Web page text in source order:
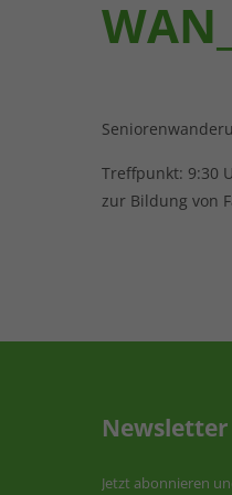
Treffpunkt: 9:30
zur Bildung von
Newsletter
Jetzt abonnieren